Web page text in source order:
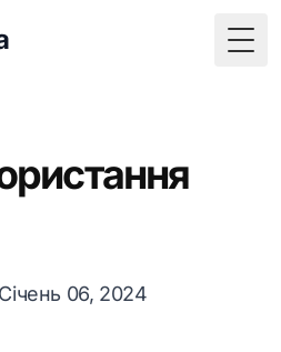
06, 2024